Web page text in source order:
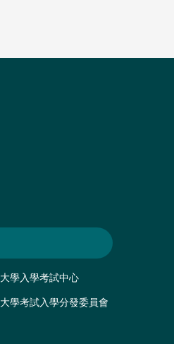
大學入學考試中心
大學考試入學分發委員會